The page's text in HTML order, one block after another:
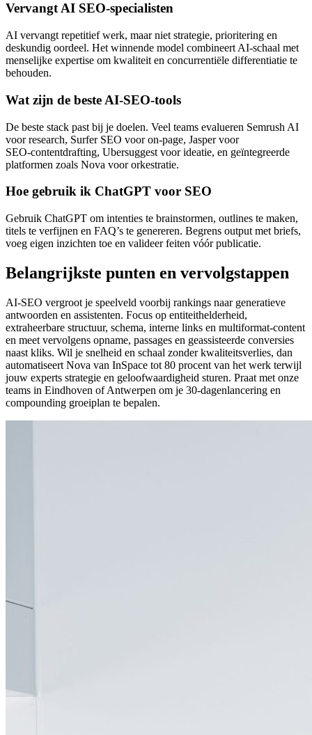
Vervangt AI SEO‑specialisten
AI vervangt repetitief werk, maar niet strategie, prioritering en
deskundig oordeel. Het winnende model combineert AI‑schaal met
menselijke expertise om kwaliteit en concurrentiële differentiatie te
behouden.
Wat zijn de beste AI‑SEO‑tools
De beste stack past bij je doelen. Veel teams evalueren Semrush AI
voor research, Surfer SEO voor on‑page, Jasper voor
SEO‑contentdrafting, Ubersuggest voor ideatie, en geïntegreerde
platformen zoals Nova voor orkestratie.
Hoe gebruik ik ChatGPT voor SEO
Gebruik ChatGPT om intenties te brainstormen, outlines te maken,
titels te verfijnen en FAQ’s te genereren. Begrens output met briefs,
voeg eigen inzichten toe en valideer feiten vóór publicatie.
Belangrijkste punten en vervolgstappen
AI‑SEO vergroot je speelveld voorbij rankings naar generatieve
antwoorden en assistenten. Focus op entiteithelderheid,
extraheerbare structuur, schema, interne links en multiformat‑content
en meet vervolgens opname, passages en geassisteerde conversies
naast kliks. Wil je snelheid en schaal zonder kwaliteitsverlies, dan
automatiseert Nova van InSpace tot 80 procent van het werk terwijl
jouw experts strategie en geloofwaardigheid sturen. Praat met onze
teams in Eindhoven of Antwerpen om je 30‑dagenlancering en
compounding groeiplan te bepalen.